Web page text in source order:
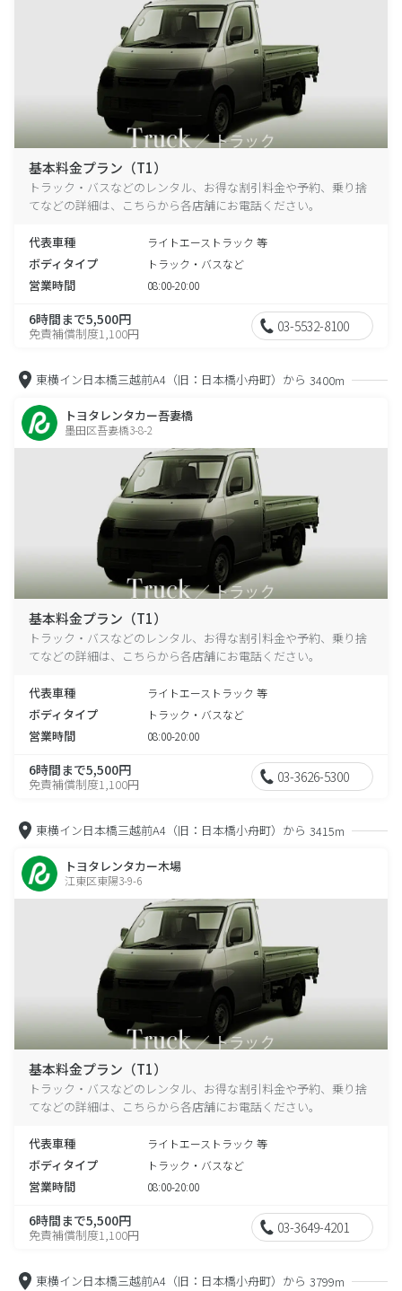
基本料金プラン（T1）
トラック・バスなどのレンタル、お得な割引料金や予約、乗り捨
てなどの詳細は、こちらから各店舗にお電話ください。
代表車種 ライトエーストラック 等
ボディタイプ トラック・バスなど
営業時間 08:00-20:00
6時間まで5,500円
免責補償制度1,100円 03-5532-8100
東横イン日本橋三越前A4（旧：日本橋小舟町）から 3400m
トヨタレンタカー吾妻橋
墨田区吾妻橋3-8-2
基本料金プラン（T1）
トラック・バスなどのレンタル、お得な割引料金や予約、乗り捨
てなどの詳細は、こちらから各店舗にお電話ください。
代表車種 ライトエーストラック 等
ボディタイプ トラック・バスなど
営業時間 08:00-20:00
6時間まで5,500円
免責補償制度1,100円 03-3626-5300
東横イン日本橋三越前A4（旧：日本橋小舟町）から 3415m
トヨタレンタカー木場
江東区東陽3-9-6
基本料金プラン（T1）
トラック・バスなどのレンタル、お得な割引料金や予約、乗り捨
てなどの詳細は、こちらから各店舗にお電話ください。
代表車種 ライトエーストラック 等
ボディタイプ トラック・バスなど
営業時間 08:00-20:00
6時間まで5,500円
免責補償制度1,100円 03-3649-4201
東横イン日本橋三越前A4（旧：日本橋小舟町）から 3799m